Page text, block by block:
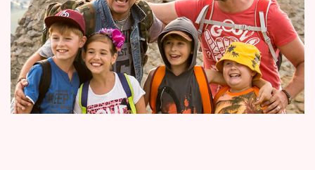
Seriály
Horoskopy
Sledujte prima+
Filmový festival Karlovy Vary